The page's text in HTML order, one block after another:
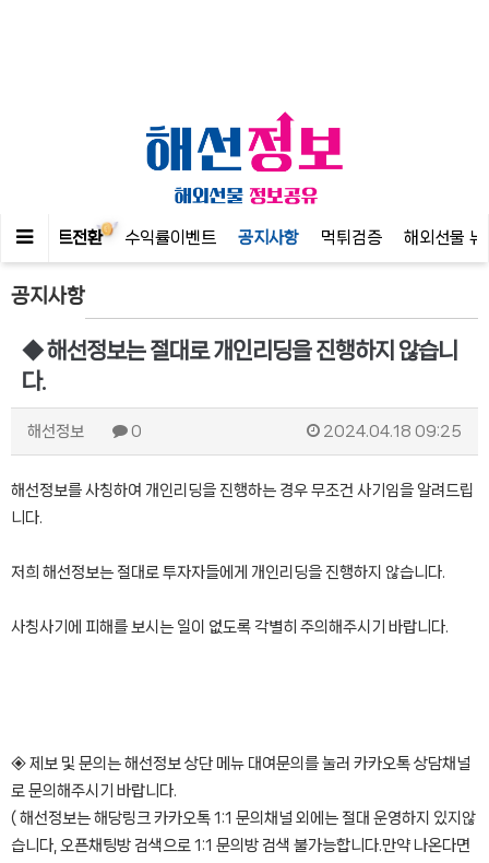
포인트전환 수익률이벤트 공지사항 먹튀검증 해외선물 뉴
공지사항
◆ 해선정보는 절대로 개인리딩을 진행하지 않습니
다.
해선정보 0 2024.04.18 09:25
해선정보를 사칭하여 개인리딩을 진행하는 경우 무조건 사기임을 알려드립
니다.
저희 해선정보는 절대로 투자자들에게 개인리딩을 진행하지 않습니다.
사칭사기에 피해를 보시는 일이 없도록 각별히 주의해주시기 바랍니다.
◈ 제보 및 문의는 해선정보 상단 메뉴 대여문의를 눌러 카카오톡 상담채널
로 문의해주시기 바랍니다.
( 해선정보는 해당링크 카카오톡 1:1 문의채널 외에는 절대 운영하지 있지않
습니다, 오픈채팅방 검색으로 1:1 문의방 검색 불가능합니다.만약 나온다면